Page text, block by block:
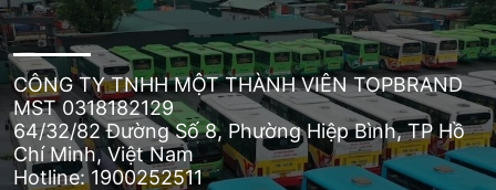
CÔNG TY TNHH MỘT THÀNH VIÊN TOPBRAND
MST 0318182129
64/32/82 Đường Số 8, Phường Hiệp Bình, TP Hồ
Chí Minh, Việt Nam
Hotline: 1900252511